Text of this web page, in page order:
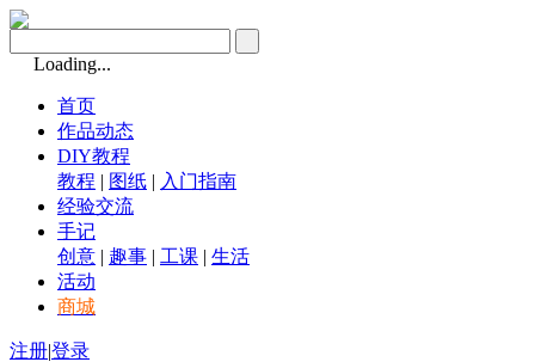
Loading...
首页
作品动态
DIY教程
教程 | 图纸 | 入门指南
经验交流
手记
创意 | 趣事 | 工课 | 生活
活动
商城
注册|登录